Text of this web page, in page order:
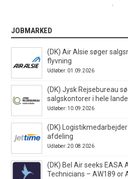
JOBMARKED
(DK) Air Alsie søger
flyvning
Udløber: 01.09.2026
(DK) Jysk Rejsebureau
salgskontorer i hele
Udløber: 10.09.2026
(DK)
afdeling
Udløber: 20.08.2026
(DK) Bel Air seeks EASA
Technicians – AW189 or